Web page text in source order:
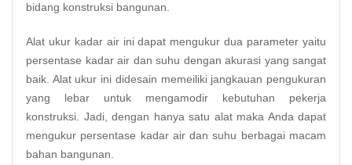
bidang konstruksi bangunan.
Alat ukur kadar air ini dapat mengukur dua parameter yaitu
persentase kadar air dan suhu dengan akurasi yang sangat
baik. Alat ukur ini didesain memeiliki jangkauan pengukuran
yang lebar untuk mengamodir kebutuhan pekerja
konstruksi. Jadi, dengan hanya satu alat maka Anda dapat
mengukur persentase kadar air dan suhu berbagai macam
bahan bangunan.